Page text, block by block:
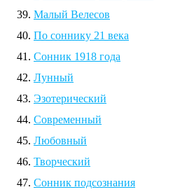
Малый Велесов
По соннику 21 века
Сонник 1918 года
Лунный
Эзотерический
Современный
Любовный
Творческий
Сонник подсознания